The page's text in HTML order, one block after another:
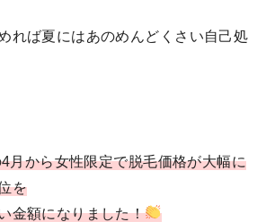
れば夏にはあのめんどくさい自己処
月から女性限定で脱毛価格が大幅に
を
金額になりました！